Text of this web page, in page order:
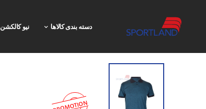
دسته بندی کالاها نیو کالکشن
PROMOTION